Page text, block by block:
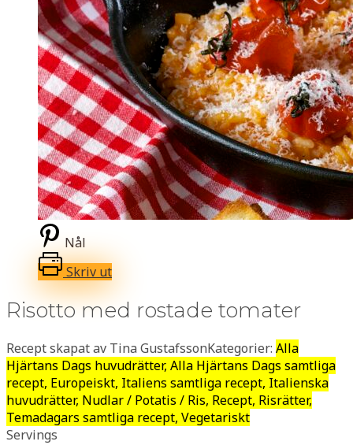
Nål
Skriv ut
Risotto med rostade tomater
Recept skapat av Tina GustafssonKategorier: Alla
Hjärtans Dags huvudrätter, Alla Hjärtans Dags samtliga
recept, Europeiskt, Italiens samtliga recept, Italienska
huvudrätter, Nudlar / Potatis / Ris, Recept, Risrätter,
Temadagars samtliga recept, Vegetariskt
Servings